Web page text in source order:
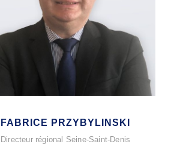
FABRICE PRZYBYLINSKI
Directeur régional Seine-Saint-Denis